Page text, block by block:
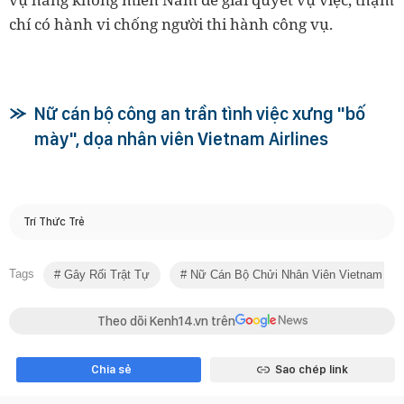
chí có hành vi chống người thi hành công vụ.
Nữ cán bộ công an trần tình việc xưng "bố
mày", dọa nhân viên Vietnam Airlines
Trí Thức Trẻ
Tags Gây Rối Trật Tự Nữ Cán Bộ Chửi Nhân Viên Vietnam
Theo dõi Kenh14.vn trên
Chia sẻ Sao chép link